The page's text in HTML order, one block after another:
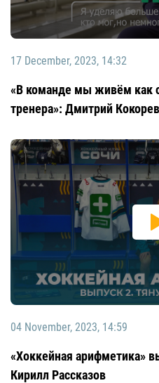
17 December, 2023, 14:32
«В команде мы живём как
тренера»: Дмитрий Кокорев
04 November, 2023, 14:59
«Хоккейная арифметика»
Кирилл Рассказов